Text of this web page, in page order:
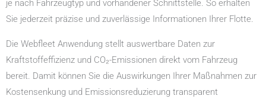
je nach Fahrzeugtyp und vorhandener Schnittstelle. So erhalten
Sie jederzeit präzise und zuverlässige Informationen Ihrer Flotte.
Die Webfleet Anwendung stellt auswertbare Daten zur
Kraftstoffeffizienz und CO₂-Emissionen direkt vom Fahrzeug
bereit. Damit können Sie die Auswirkungen Ihrer Maßnahmen zur
Kostensenkung und Emissionsreduzierung transparent